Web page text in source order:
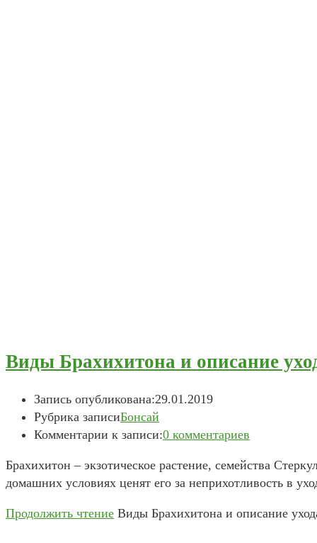
Виды Брахихитона и описание
Запись опубликована:29.01.2019
Рубрика записиБонсай
Комментарии к записи:0 комментариев
Брахихитон – экзотическое растение, семейства
домашних условиях ценят его за неприхотливость в
Продолжить чтение Виды Брахихитона и описание